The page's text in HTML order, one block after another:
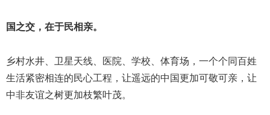
国之交，在于民相亲。
乡村水井、卫星天线、医院、学校、体育场，一个个同百姓
生活紧密相连的民心工程，让遥远的中国更加可敬可亲，让
中非友谊之树更加枝繁叶茂。